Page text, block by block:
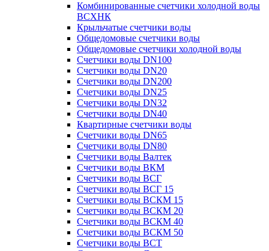
Комбинированные счетчики холодной воды
ВСХНК
Крыльчатые счетчики воды
Общедомовые счетчики воды
Общедомовые счетчики холодной воды
Счетчики воды DN100
Счетчики воды DN20
Счетчики воды DN200
Счетчики воды DN25
Счетчики воды DN32
Счетчики воды DN40
Квартирные счетчики воды
Счетчики воды DN65
Счетчики воды DN80
Счетчики воды Валтек
Счетчики воды ВКМ
Счетчики воды ВСГ
Счетчики воды ВСГ 15
Счетчики воды ВСКМ 15
Счетчики воды ВСКМ 20
Счетчики воды ВСКМ 40
Счетчики воды ВСКМ 50
Счетчики воды ВСТ